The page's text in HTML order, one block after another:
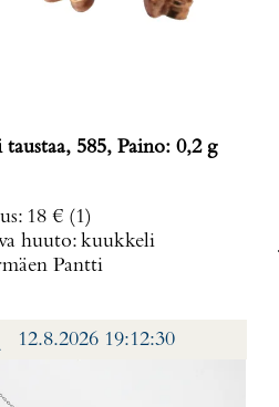
taustaa, 585, Paino: 0,2 g
: 18 € (1)
huuto: kuukkeli
Pantti
12.8.2026 19:12:30